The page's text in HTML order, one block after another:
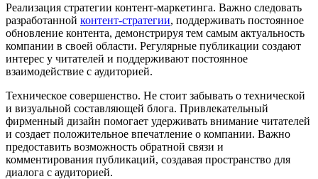
Реализация стратегии контент-маркетинга. Важно следовать
разработанной контент-стратегии, поддерживать постоянное
обновление контента, демонстрируя тем самым актуальность
компании в своей области. Регулярные публикации создают
интерес у читателей и поддерживают постоянное
взаимодействие с аудиторией.
Техническое совершенство. Не стоит забывать о технической
и визуальной составляющей блога. Привлекательный
фирменный дизайн помогает удерживать внимание читателей
и создает положительное впечатление о компании. Важно
предоставить возможность обратной связи и
комментирования публикаций, создавая пространство для
диалога с аудиторией.